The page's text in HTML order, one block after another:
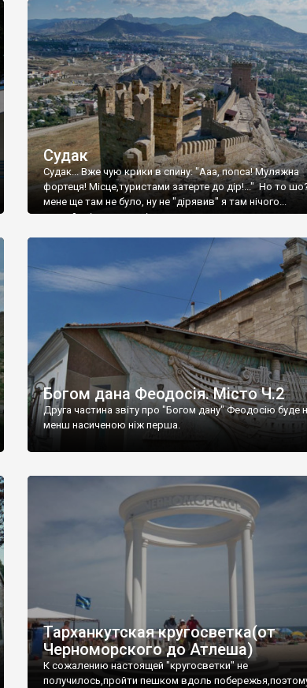
Судак
Судак... Вже чую крики в спину: "Ааа, попса! Муляжна
фортеця! Місце,туристами затерте до дір!..." Но то
мене ще там не було, ну не "дірявив" я там нічого...
принаймні до цього літа.
Богом дана Феодосія. Місто Ч.2
Друга частина звіту про "Богом дану" Феодосію буде
менш насиченою ніж перша.
Тарханкутская кругосветка(от
Черноморского до Атлеша)
К сожалению настоящей "кругосветки" не
получилось,пройти пешком вдоль